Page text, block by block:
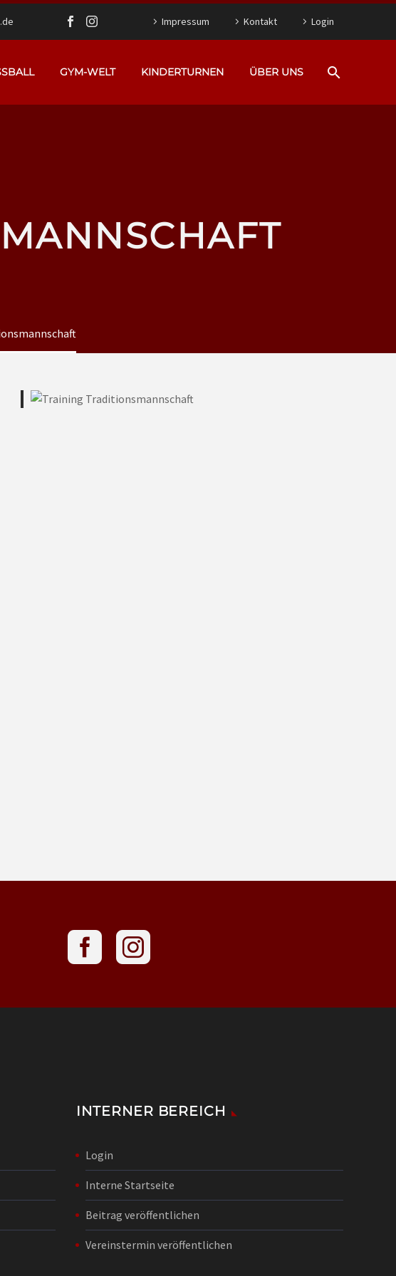
Impressum Kontakt Login
GYM-WELT KINDERTURNEN ÜBER UNS
INTERNER BEREICH
Login
Interne Startseite
Beitrag veröffentlichen
Vereinstermin veröffentlichen